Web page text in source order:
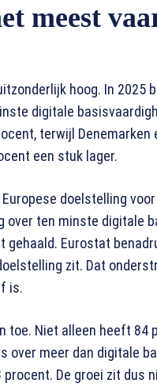
meest
hoog. In 2025
digitale
terwijl Denemarken
een stuk lager.
doelstelling
over ten minste digitale
Eurostat
zit. Dat
is.
toe. Niet alleen heeft 84
over meer dan digitale
De groei zit dus